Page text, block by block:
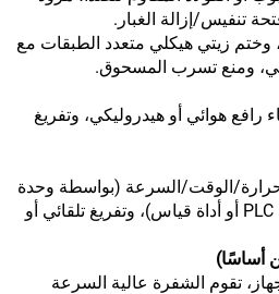
تنفيس/إزالة الغبار.
وختم زيتي هيكلي متعدد الطبقات مع
ومنع تسرب المسحوق.
هوائي أو هيدروليكي، وتفريغ
الوقت/السرعة (بواسطة وحدة
تحكم منطقية قابلة للبرمجة PLC أو أداة قياس)، وتفريغ تلقائي أو
تقوم الشفرة عالية السرعة